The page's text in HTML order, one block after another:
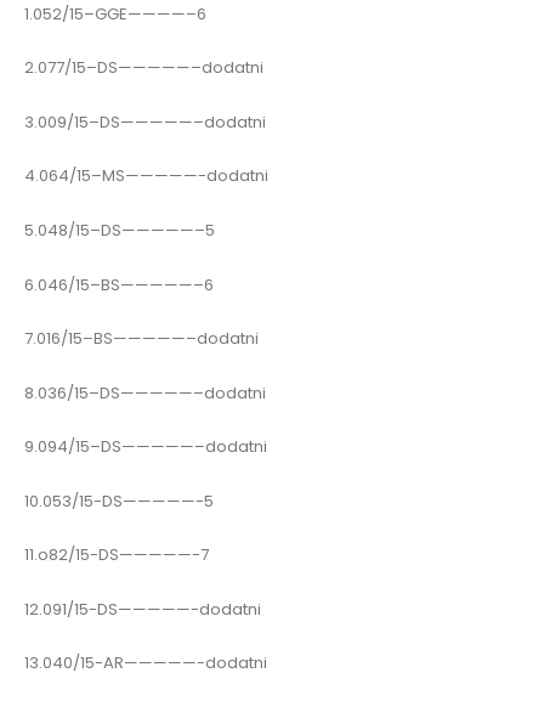
1.052/15–GGE————–6
2.077/15–DS—————–dodatni
3.009/15–DS—————–dodatni
4.064/15–MS—————-dodatni
5.048/15–DS—————–5
6.046/15–BS—————–6
7.016/15–BS—————–dodatni
8.036/15–DS—————–dodatni
9.094/15–DS—————–dodatni
10.053/15-DS—————-5
11.o82/15-DS—————-7
12.091/15-DS—————-dodatni
13.040/15-AR—————-dodatni